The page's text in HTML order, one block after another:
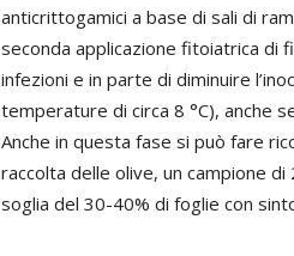
anticrittogamici a base di sali di
seconda applicazione fitoiatrica di
infezioni e in parte di diminuire
temperature di circa 8 °C), anche
Anche in questa fase si può fare
raccolta delle olive, un campione
soglia del 30-40% di foglie con